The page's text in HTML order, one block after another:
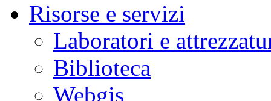
Risorse e servizi
Laboratori e
Biblioteca
Webgis